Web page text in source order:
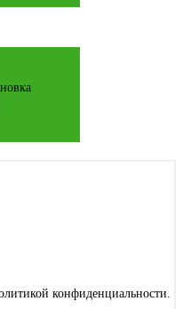
конфиденциальности.